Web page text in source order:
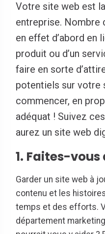
Votre site web est
entreprise. Nombre
en effet d’abord en
produit ou d’un
faire en sorte
potentiels sur votre
commencer, en
adéquat ! Suivez
aurez un site web
1. Faites-
Garder un site web à
contenu et les
temps et des efforts.
département